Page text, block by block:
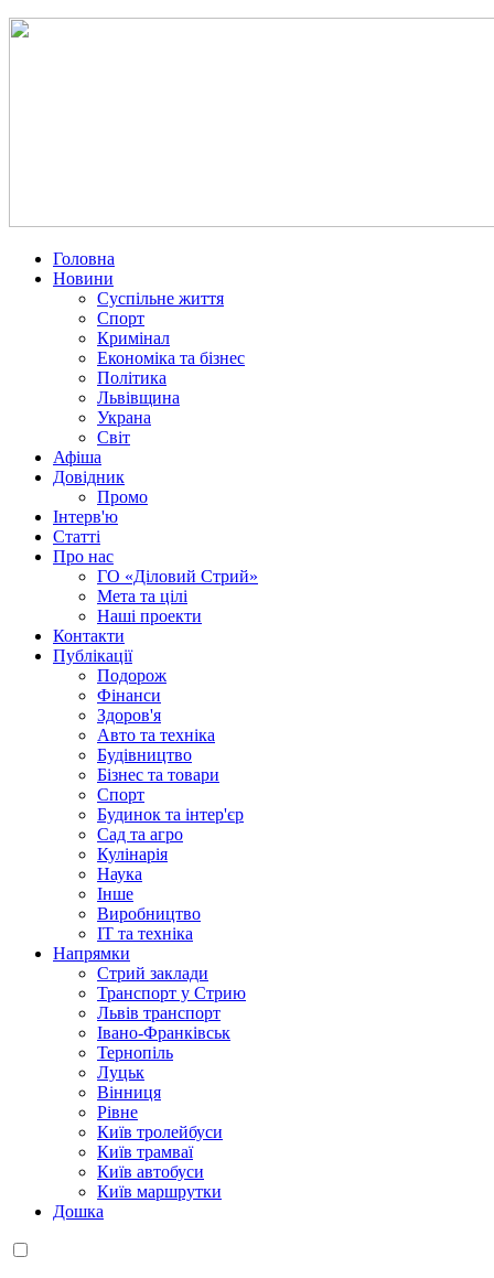
Головна
Новини
Суспільне життя
Спорт
Кримінал
Економіка та бізнес
Політика
Львівщина
Украна
Світ
Афіша
Довідник
Промо
Інтерв'ю
Статті
Про нас
ГО «Діловий Стрий»
Мета та цілі
Наші проекти
Контакти
Публікації
Подорож
Фінанси
Здоров'я
Авто та техніка
Будівництво
Бізнес та товари
Спорт
Будинок та інтер'єр
Сад та агро
Кулінарія
Наука
Інше
Виробництво
IT та техніка
Напрямки
Стрий заклади
Транспорт у Стрию
Львів транспорт
Івано-Франківськ
Тернопіль
Луцьк
Вінниця
Рівне
Київ тролейбуси
Київ трамваї
Київ автобуси
Київ маршрутки
Дошка